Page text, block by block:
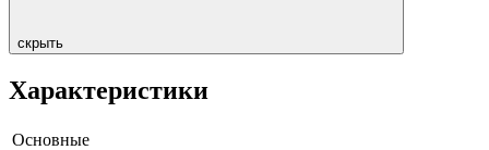
скрыть
Характеристики
Основные